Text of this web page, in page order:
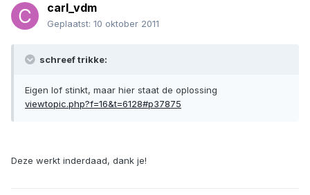
carl_vdm
Geplaatst: 10 oktober 2011
schreef trikke:
Eigen lof stinkt, maar hier staat de oplossing
viewtopic.php?f=16&t=6128#p37875
Deze werkt inderdaad, dank je!